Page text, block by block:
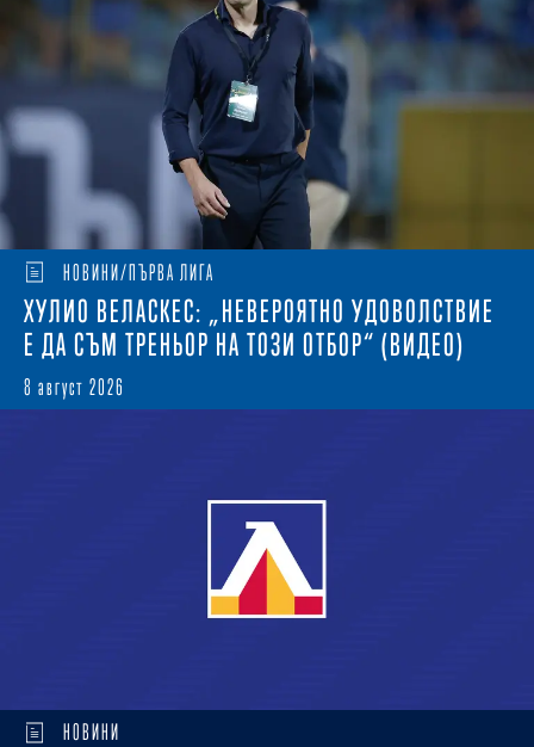
НОВИНИ/ПЪРВА ЛИГА
ХУЛИО ВЕЛАСКЕС: „НЕВЕРОЯТНО УДОВОЛСТВИЕ
Е ДА СЪМ ТРЕНЬОР НА ТОЗИ ОТБОР“ (ВИДЕО)
8 август 2026
НОВИНИ